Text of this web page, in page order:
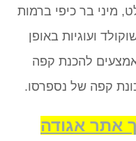
מיני בר כיפי ברמות
ועוגיות באופן
להכנת קפה
קפה של נספרסו.
אתר אגודה